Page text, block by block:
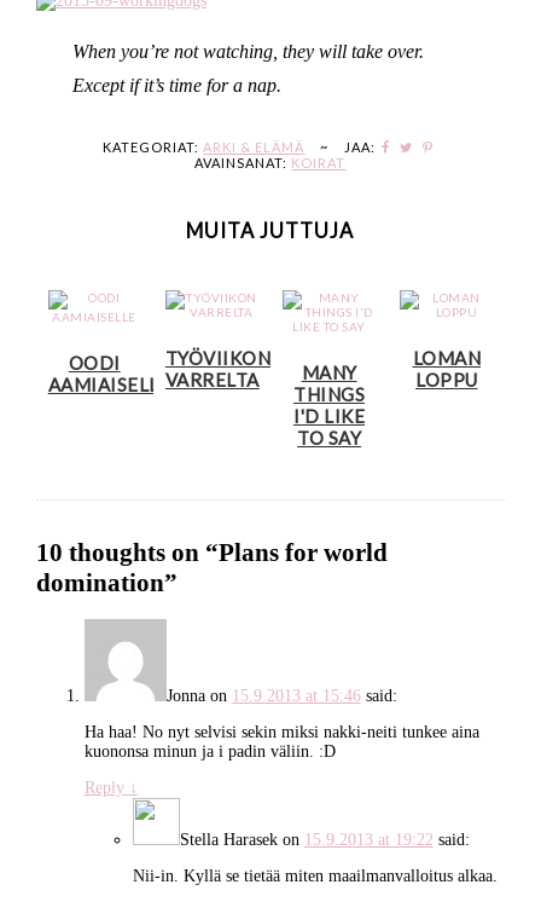
When you’re not watching, they will take over.
Except if it’s time for a nap.
KATEGORIAT: ARKI & ELÄMÄ ~
JAA:
AVAINSANAT: KOIRAT
MUITA JUTTUJA
OODI
AAMIAISELLE
TYÖVIIKON
VARRELTA
MANY
THINGS
I'D LIKE
TO SAY
LOMAN
LOPPU
10 thoughts on “Plans for world
domination”
Jonnaon 15.9.2013 at 15:46 said:
Ha haa! No nyt selvisi sekin miksi nakki-neiti tunkee aina
kuononsa minun ja i padin väliin. :D
Reply ↓
Stella Harasekon 15.9.2013 at 19:22 said:
Nii-in. Kyllä se tietää miten maailmanvalloitus alkaa.